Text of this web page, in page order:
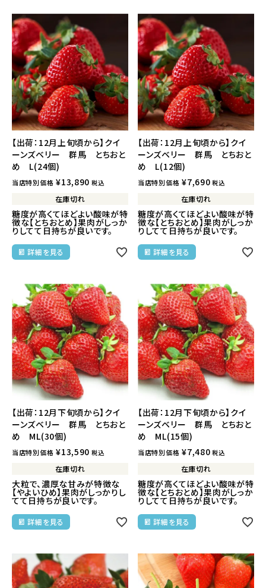
【出荷：12月上旬頃から】クイ
ーンズベリー 群馬 とちおと
め L(24個)
当店特別価格 ¥13,890 税込
在庫切れ
糖度が高くてほどよい酸味が特
徴な【とちおとめ】果肉がしっか
りしてて日持ちが良いです。
詳細を見る
【出荷：12月上旬頃から】クイ
ーンズベリー 群馬 とちおと
め L(12個)
当店特別価格 ¥7,690 税込
在庫切れ
糖度が高くてほどよい酸味が特
徴な【とちおとめ】果肉がしっか
りしてて日持ちが良いです。
詳細を見る
【出荷：12月下旬頃から】クイ
ーンズベリー 群馬 とちおと
め ML(30個)
当店特別価格 ¥13,590 税込
在庫切れ
大粒で、濃厚な甘みが特徴な
【やよいひめ】果肉がしっかりし
てて日持ちが良いです。
詳細を見る
【出荷：12月下旬頃から】クイ
ーンズベリー 群馬 とちおと
め ML(15個)
当店特別価格 ¥7,480 税込
在庫切れ
糖度が高くてほどよい酸味が特
徴な【とちおとめ】果肉がしっか
りしてて日持ちが良いです。
詳細を見る